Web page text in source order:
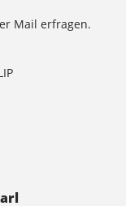
Mail erfragen.